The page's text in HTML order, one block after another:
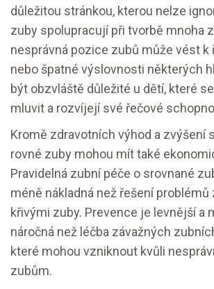
důležitou stránkou, kterou nelze
zuby spolupracují při tvorbě mnoha
nesprávná pozice zubů může vést k
nebo špatné výslovnosti některých
být obzvláště důležité u dětí, které
mluvit a rozvíjejí své řečové
Kromě zdravotních výhod a zvýšení
rovné zuby mohou mít také
Pravidelná zubní péče o srovnané
méně nákladná než řešení
křivými zuby. Prevence je levnější a
náročná než léčba závažných
které mohou vzniknout kvůli
zubům.